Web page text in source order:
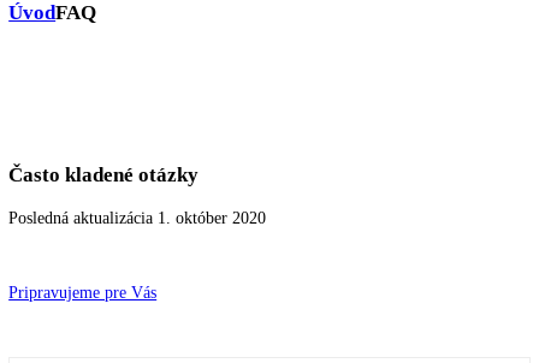
Kontaktujte nás
Často kladené otázky